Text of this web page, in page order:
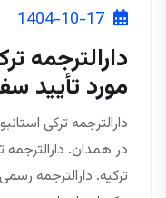
1404-10-17
دارالترجمه
مورد تأیید
دارالترجمه ترکی
در همدان.
ترکیه. دارالترجمه